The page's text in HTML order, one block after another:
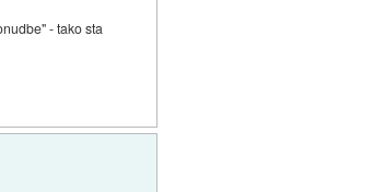
- tako sta